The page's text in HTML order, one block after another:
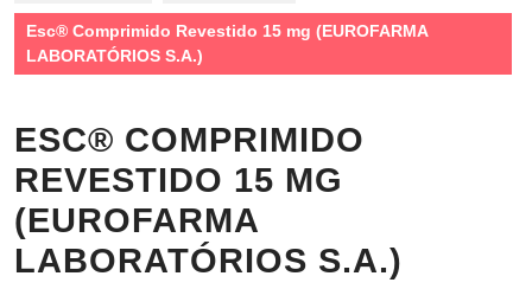
Esc® Comprimido Revestido 15 mg (EUROFARMA
LABORATÓRIOS S.A.)
ESC® COMPRIMIDO
REVESTIDO 15 MG
(EUROFARMA
LABORATÓRIOS S.A.)